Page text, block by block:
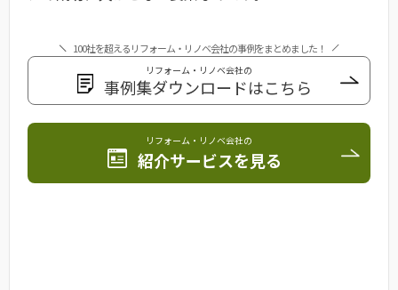
100社を超えるリフォーム・リノベ会社の事例をまとめました！
リフォーム・リノベ会社の
事例集ダウンロードはこちら
リフォーム・リノベ会社の
紹介サービスを見る